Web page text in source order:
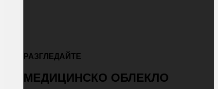
РАЗГЛЕДАЙТЕ
МЕДИЦИНСКО ОБЛЕКЛО